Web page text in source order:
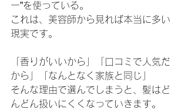
ー”を使っている。
これは、美容師から見れば本当に多い
現実です。
「香りがいいから」「口コミで人気だ
から」「なんとなく家族と同じ」
そんな理由で選んでしまうと、髪はど
んどん扱いにくくなっていきます。